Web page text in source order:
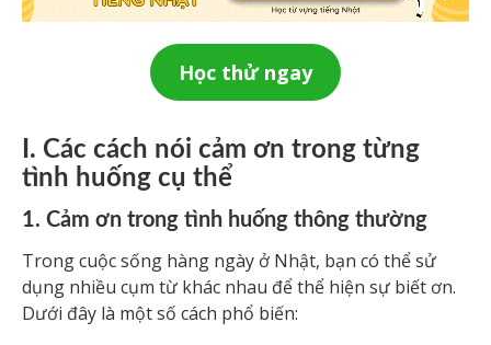
Học thử ngay
I. Các cách nói cảm ơn trong từng
tình huống cụ thể
1. Cảm ơn trong tình huống thông thường
Trong cuộc sống hàng ngày ở Nhật, bạn có thể sử
dụng nhiều cụm từ khác nhau để thể hiện sự biết ơn.
Dưới đây là một số cách phổ biến: